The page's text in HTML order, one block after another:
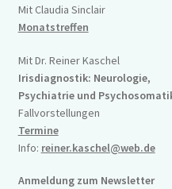
Mit Claudia Sinclair
Monatstreffen
Mit Dr. Reiner Kaschel
Irisdiagnostik: Neurologie,
Psychiatrie und
Fallvorstellungen
Termine
Info: reiner.kaschel@web.de
Anmeldung zum Newsletter